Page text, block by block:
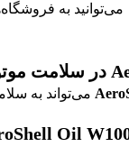
می‌توانید به
می‌تواند به